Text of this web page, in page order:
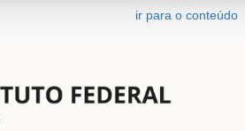
ir para o conteúdo